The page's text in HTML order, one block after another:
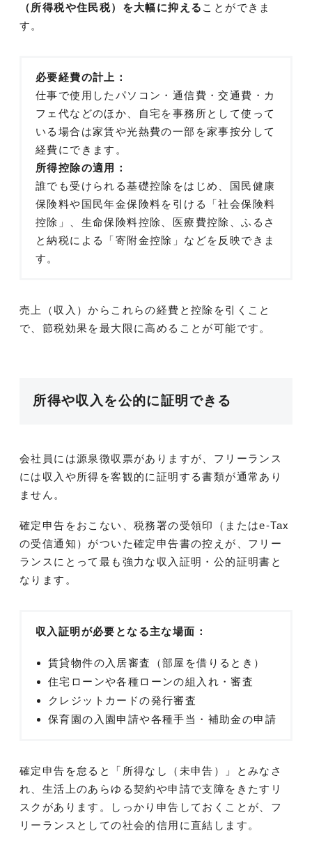
（所得税や住民税）を大幅に抑える ことができま
す。
必要経費の計上：
仕事で使用したパソコン・通信費・交通費・カ
フェ代などのほか、自宅を事務所として使って
いる場合は家賃や光熱費の一部を家事按分して
経費にできます。
所得控除の適用：
誰でも受けられる基礎控除をはじめ、国民健康
保険料や国民年金保険料を引ける「社会保険料
控除」、生命保険料控除、医療費控除、ふるさ
と納税による「寄附金控除」などを反映できま
す。
売上（収入）からこれらの経費と控除を引くこと
で、節税効果を最大限に高めることが可能です。
所得や収入を公的に証明できる
会社員には源泉徴収票がありますが、フリーランス
には収入や所得を客観的に証明する書類が通常あり
ません。
確定申告をおこない、税務署の受領印（またはe-Tax
の受信通知）がついた確定申告書の控えが、フリー
ランスにとって最も強力な収入証明・公的証明書と
なります。
収入証明が必要となる主な場面：
賃貸物件の入居審査（部屋を借りるとき）
住宅ローンや各種ローンの組入れ・審査
クレジットカードの発行審査
保育園の入園申請や各種手当・補助金の申請
確定申告を怠ると「所得なし（未申告）」とみなさ
れ、生活上のあらゆる契約や申請で支障をきたすリ
スクがあります。しっかり申告しておくことが、フ
リーランスとしての社会的信用に直結します。